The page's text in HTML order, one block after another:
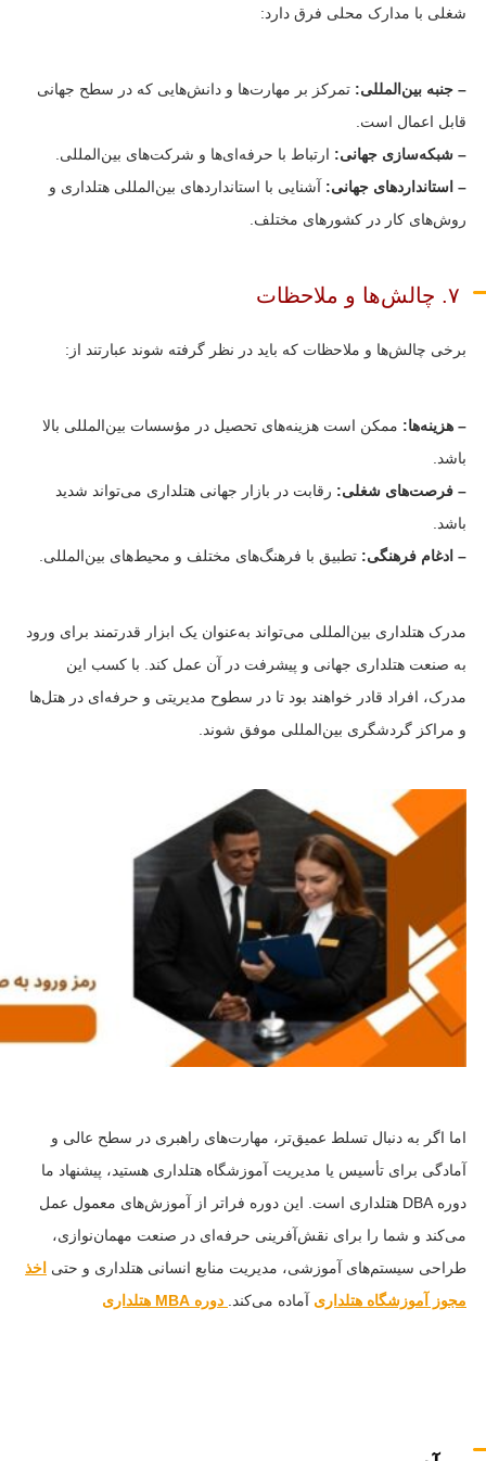
شغلی با مدارک محلی فرق دارد:
– جنبه بین‌المللی: تمرکز بر مهارت‌ها و دانش‌هایی که در سطح جهانی
قابل اعمال است.
– شبکه‌سازی جهانی: ارتباط با حرفه‌ای‌ها و شرکت‌های بین‌المللی.
– استانداردهای جهانی: آشنایی با استانداردهای بین‌المللی هتلداری و
روش‌های کار در کشورهای مختلف.
برخی چالش‌ها و ملاحظات که باید در نظر گرفته شوند عبارتند از:
– هزینه‌ها: ممکن است هزینه‌های تحصیل در مؤسسات بین‌المللی بالا
باشد.
– فرصت‌های شغلی: رقابت در بازار جهانی هتلداری می‌تواند شدید
باشد.
– ادغام فرهنگی: تطبیق با فرهنگ‌های مختلف و محیط‌های بین‌المللی.
مدرک هتلداری بین‌المللی می‌تواند به‌عنوان یک ابزار قدرتمند برای ورود
به صنعت هتلداری جهانی و پیشرفت در آن عمل کند. با کسب این
مدرک، افراد قادر خواهند بود تا در سطوح مدیریتی و حرفه‌ای در هتل‌ها
و مراکز گردشگری بین‌المللی موفق شوند.
اما اگر به دنبال تسلط عمیق‌تر، مهارت‌های راهبری در سطح عالی و
آمادگی برای تأسیس یا مدیریت آموزشگاه هتلداری هستید، پیشنهاد ما
دوره DBA هتلداری
است. این دوره فراتر از آموزش‌های معمول عمل
می‌کند و شما را برای نقش‌آفرینی حرفه‌ای در صنعت مهمان‌نوازی،
طراحی سیستم‌های آموزشی، مدیریت منابع انسانی هتلداری و حتی اخذ
مجوز آموزشگاه هتلداری آماده می‌کند. دوره MBA هتلداری